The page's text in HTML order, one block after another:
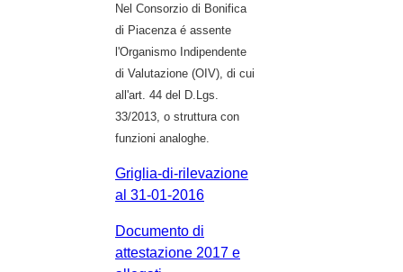
Nel Consorzio di Bonifica
di Piacenza é assente
l'Organismo Indipendente
di Valutazione (OIV), di cui
all'art. 44 del D.Lgs.
33/2013, o struttura con
funzioni analoghe.
Griglia-di-rilevazione
al 31-01-2016
Documento di
attestazione 2017 e